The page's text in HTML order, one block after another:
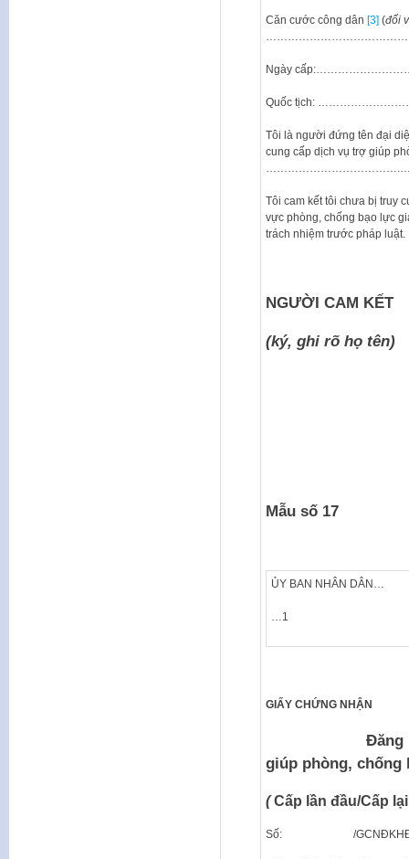
Căn cước công dân [3] (đối
Ngày
Quốc tịch:
Tôi là người đứng tên đại
cung cấp dịch vụ trợ giúp
Tôi cam kết tôi chưa bị truy
vực phòng, chống bạo lực
trách nhiệm trước pháp luật.
NGƯỜI CAM KẾT
(ký, ghi rõ họ tên)
Mẫu số 17
ỦY BAN NHÂN DÂN…
…1
GIẤY CHỨNG NHẬN
Đăng ký
giúp phòng, chống
(Cấp lần đầu/Cấp
Số: /